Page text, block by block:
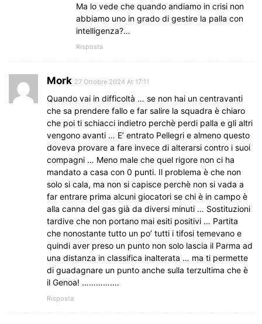
Ma lo vede che quando andiamo in crisi non
abbiamo uno in grado di gestire la palla con
intelligenza?…
Risposta
Mork 27 Ottobre 2024 At 17:11
Quando vai in difficoltà … se non hai un centravanti
che sa prendere fallo e far salire la squadra è chiaro
che poi ti schiacci indietro perchè perdi palla e gli altri
vengono avanti … E’ entrato Pellegri e almeno questo
doveva provare a fare invece di alterarsi contro i suoi
compagni … Meno male che quel rigore non ci ha
mandato a casa con 0 punti. Il problema è che non
solo si cala, ma non si capisce perchè non si vada a
far entrare prima alcuni giocatori se chi è in campo è
alla canna del gas già da diversi minuti … Sostituzioni
tardive che non portano mai esiti positivi … Partita
che nonostante tutto un po’ tutti i tifosi temevano e
quindi aver preso un punto non solo lascia il Parma ad
una distanza in classifica inalterata … ma ti permette
di guadagnare un punto anche sulla terzultima che è
il Genoa! …………….
Risposta